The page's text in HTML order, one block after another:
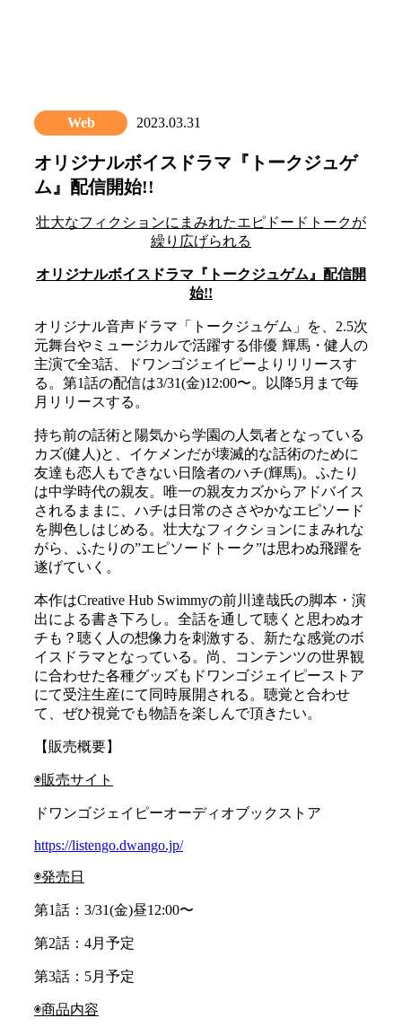
ニー
Web 2023.03.31
オリジナルボイスドラマ『トークジュゲ
ム』配信開始!!
壮大なフィクションにまみれたエピドードトークが
繰り広げられる
オリジナルボイスドラマ『トークジュゲム』配信開
始!!
オリジナル音声ドラマ「トークジュゲム」を、2.5次
元舞台やミュージカルで活躍する俳優 輝馬・健人の
主演で全3話、ドワンゴジェイピーよりリリースす
る。第1話の配信は3/31(金)12:00〜。以降5月まで毎
月リリースする。
持ち前の話術と陽気から学園の人気者となっている
カズ(健人)と、イケメンだが壊滅的な話術のために
友達も恋人もできない日陰者のハチ(輝馬)。ふたり
は中学時代の親友。唯一の親友カズからアドバイス
されるままに、ハチは日常のささやかなエピソード
を脚色しはじめる。壮大なフィクションにまみれな
がら、ふたりの”エピソードトーク”は思わぬ飛躍を
遂げていく。
本作はCreative Hub Swimmyの前川達哉氏の脚本・演
出による書き下ろし。全話を通して聴くと思わぬオ
チも？聴く人の想像力を刺激する、新たな感覚のボ
イスドラマとなっている。尚、コンテンツの世界観
に合わせた各種グッズもドワンゴジェイピーストア
にて受注生産にて同時展開される。聴覚と合わせ
て、ぜひ視覚でも物語を楽しんで頂きたい。
【販売概要】
◉販売サイト
ドワンゴジェイピーオーディオブックストア
https://listengo.dwango.jp/
◉発売日
第1話：3/31(金)昼12:00〜
第2話：4月予定
第3話：5月予定
◉商品内容